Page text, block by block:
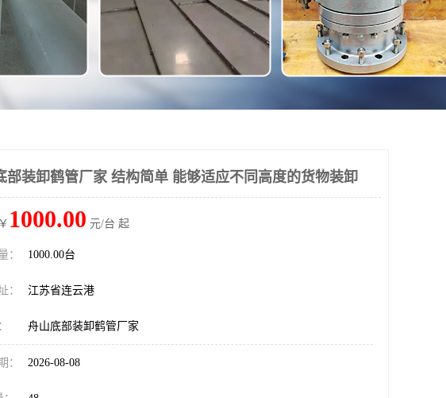
部装卸鹤管厂家 结构简单 能够适应不同高度的货物装卸
1000.00 元/台 起
： 1000.00台
： 江苏省连云港
舟山底部装卸鹤管厂家
： 2026-08-08